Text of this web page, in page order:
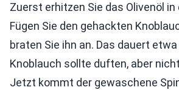
Zuerst erhitzen Sie das Olivenöl in
Fügen Sie den gehackten
braten Sie ihn an. Das dauert
Knoblauch sollte duften, aber
Jetzt kommt der gewaschene